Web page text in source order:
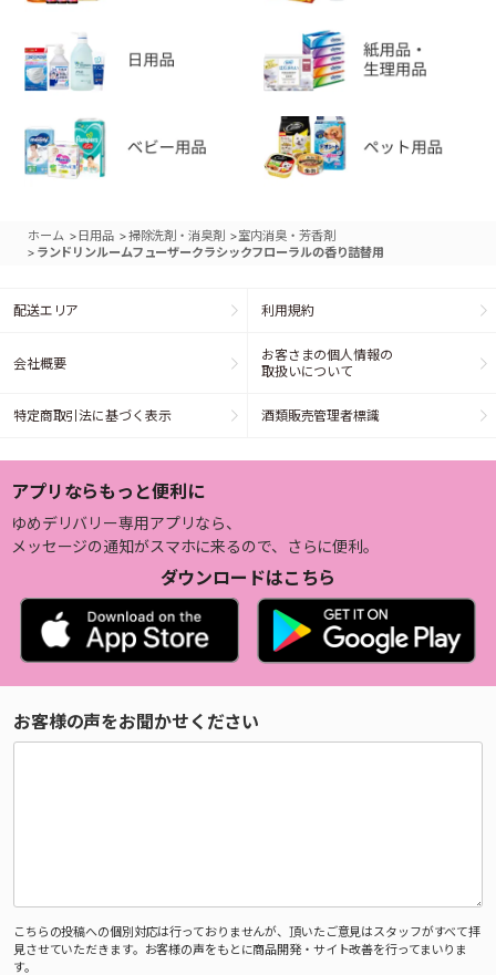
ホーム > 日用品 >掃除洗剤・消臭剤 >室内消臭・芳香剤
> ランドリンルームフューザークラシックフローラルの香り詰替用
配送エリア 利用規約
会社概要
お客さまの個人情報の
取扱いについて
特定商取引法に基づく表示 酒類販売管理者標識
アプリならもっと便利に
ゆめデリバリー専用アプリなら、
メッセージの通知がスマホに来るので、さらに便利。
ダウンロードはこちら
お客様の声をお聞かせください
こちらの投稿への個別対応は行っておりませんが、頂いたご意見はスタッフがすべて拝
見させていただきます。お客様の声をもとに商品開発・サイト改善を行ってまいりま
す。